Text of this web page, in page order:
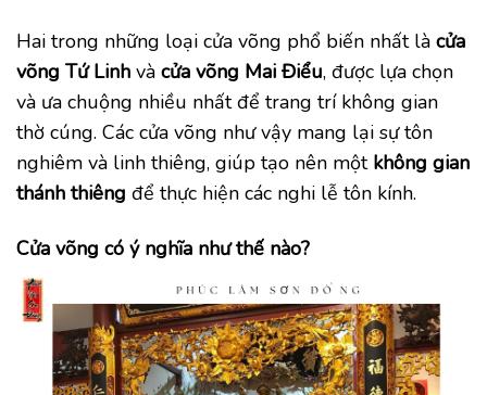
Hai trong những loại cửa võng phổ biến nhất là cửa
võng Tứ Linh và cửa võng Mai Điểu, được lựa chọn
và ưa chuộng nhiều nhất để trang trí không gian
thờ cúng. Các cửa võng như vậy mang lại sự tôn
nghiêm và linh thiêng, giúp tạo nên một không gian
thánh thiêng để thực hiện các nghi lễ tôn kính.
Cửa võng có ý nghĩa như thế nào?